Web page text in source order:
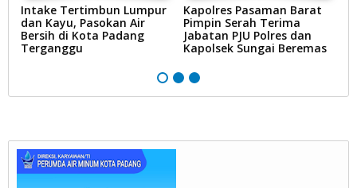
Intake Tertimbun Lumpur
dan Kayu, Pasokan Air
Bersih di Kota Padang
Terganggu
Kapolres Pasaman Barat
Pimpin Serah Terima
Jabatan PJU Polres dan
Kapolsek Sungai Beremas